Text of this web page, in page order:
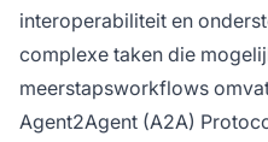
interoperabiliteit en
complexe taken die
meerstapsworkflows
Agent2Agent (A2A)